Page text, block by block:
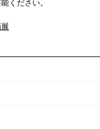
ください。